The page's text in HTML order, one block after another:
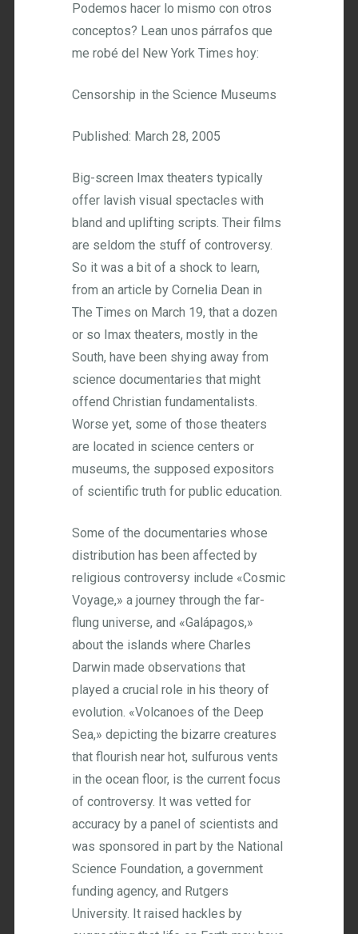
Podemos hacer lo mismo con otros
conceptos? Lean unos párrafos que
me robé del New York Times hoy:
Censorship in the Science Museums
Published: March 28, 2005
Big-screen Imax theaters typically
offer lavish visual spectacles with
bland and uplifting scripts. Their films
are seldom the stuff of controversy.
So it was a bit of a shock to learn,
from an article by Cornelia Dean in
The Times on March 19, that a dozen
or so Imax theaters, mostly in the
South, have been shying away from
science documentaries that might
offend Christian fundamentalists.
Worse yet, some of those theaters
are located in science centers or
museums, the supposed expositors
of scientific truth for public education.
Some of the documentaries whose
distribution has been affected by
religious controversy include «Cosmic
Voyage,» a journey through the far-
flung universe, and «Galápagos,»
about the islands where Charles
Darwin made observations that
played a crucial role in his theory of
evolution. «Volcanoes of the Deep
Sea,» depicting the bizarre creatures
that flourish near hot, sulfurous vents
in the ocean floor, is the current focus
of controversy. It was vetted for
accuracy by a panel of scientists and
was sponsored in part by the National
Science Foundation, a government
funding agency, and Rutgers
University. It raised hackles by